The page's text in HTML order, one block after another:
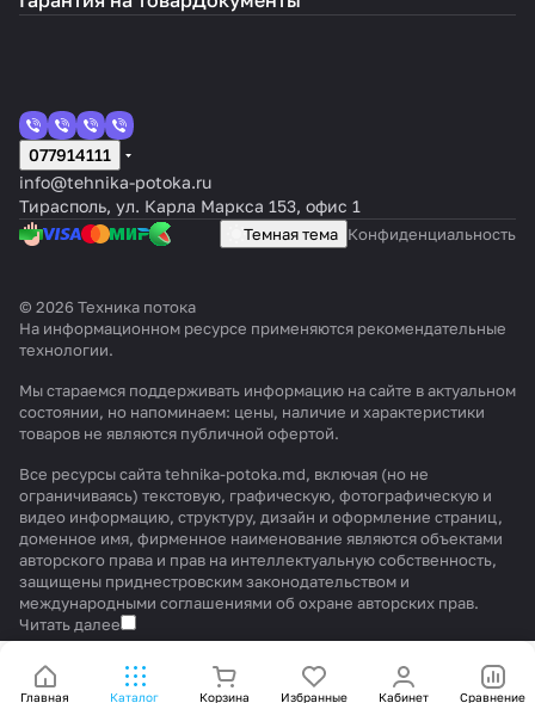
Главная Каталог Корзина Избранные Кабинет Сравнение
077914111
info@tehnika-potoka.ru
Тирасполь, ул. Карла Маркса 153, офис 1
Темная тема Конфиденциальность
© 2026 Техника потока
На информационном ресурсе применяются рекомендательные
технологии.
Мы стараемся поддерживать информацию на сайте в актуальном
состоянии, но напоминаем: цены, наличие и характеристики
товаров не являются публичной офертой.
Все ресурсы сайта tehnika-potoka.md, включая (но не
ограничиваясь) текстовую, графическую, фотографическую и
видео информацию, структуру, дизайн и оформление страниц,
доменное имя, фирменное наименование являются объектами
авторского права и прав на интеллектуальную собственность,
защищены приднестровским законодательством и
международными соглашениями об охране авторских прав.
Читать далее